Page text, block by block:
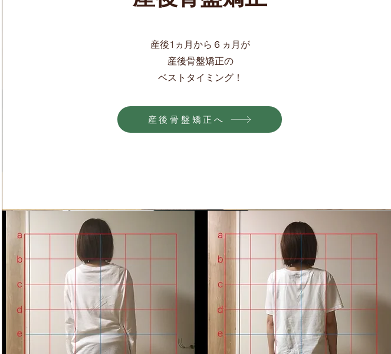
産後1ヵ月から６ヵ月が
産後骨盤矯正の
​ベストタイミング！
産後骨盤矯正へ